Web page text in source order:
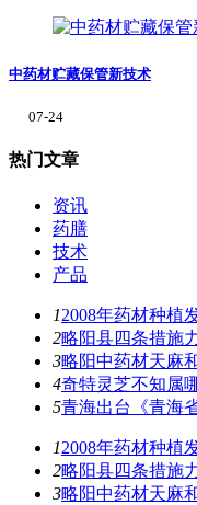
中药材贮藏保管新技术
07-24
热门文章
资讯
药膳
技术
产品
12008年药材种植
2略阳县四条措施
3略阳中药材天麻
4奇特灵芝不知属
5青海出台《青海
12008年药材种植
2略阳县四条措施
3略阳中药材天麻